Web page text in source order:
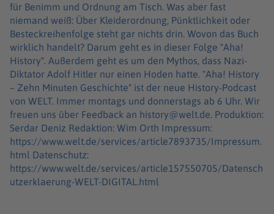
für Benimm und Ordnung am Tisch. Was aber fast
niemand weiß: Über Kleiderordnung, Pünktlichkeit oder
Besteckreihenfolge steht gar nichts drin. Wovon das Buch
wirklich handelt? Darum geht es in dieser Folge "Aha!
History". Außerdem geht es um den Mythos, dass Nazi-
Diktator Adolf Hitler nur einen Hoden hatte. "Aha! History
– Zehn Minuten Geschichte" ist der neue History-Podcast
von WELT. Immer montags und donnerstags ab 6 Uhr. Wir
freuen uns über Feedback an history@welt.de. Produktion:
Serdar Deniz Redaktion: Wim Orth Impressum:
https://www.welt.de/services/article7893735/Impressum.
html Datenschutz:
https://www.welt.de/services/article157550705/Datensch
utzerklaerung-WELT-DIGITAL.html